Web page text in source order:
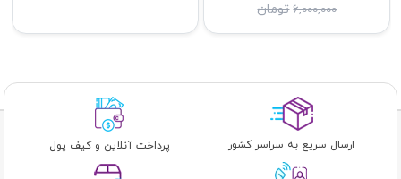
تومان 6,000,000
ارسال سریع به سراسر کشور پرداخت آنلاین و کیف پول